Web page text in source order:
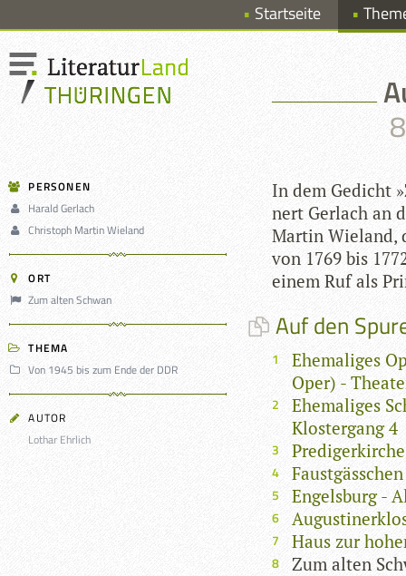
Startseite
PERSONEN
Harald Gerlach
Christoph Martin Wieland
ORT
Zum alten Schwan
THEMA
Von 1945 bis zum Ende der DDR
AUTOR
Lothar Ehrlich
In dem Gedicht
nert Ger­lach an
Mar­tin Wie­land,
von 1769 bis
einem Ruf als
Auf den
Ehemaliges
Oper) -
Ehemaliges
Klostergang 4
Faustgässchen
Engelsburg -
Haus zur
Zum alten